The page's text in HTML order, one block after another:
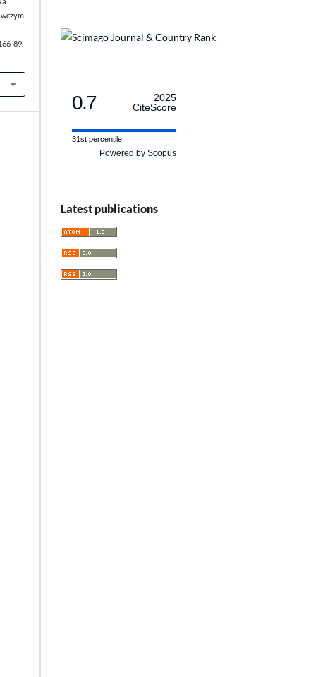
89.
0.7
2025
CiteScore
31st percentile
Powered by Scopus
Latest publications